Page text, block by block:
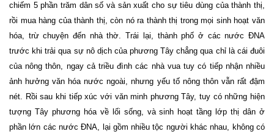
chiếm 5 phần trăm dân số và sản xuất cho sự tiêu dùng của thành thị,
rồi mua hàng của thành thị, còn nó ra thành thị trong mọi sinh hoạt văn
hóa, trừ chuyện đến nhà thờ. Trái lại, thành phố ở các nước ĐNA
trước khi trải qua sự nô dịch của phương Tây chẳng qua chỉ là cái đuôi
của nông thôn, ngay cả triều đình các nhà vua tuy có tiếp nhận nhiều
ảnh hưởng văn hóa nước ngoài, nhưng yếu tố nông thôn vẫn rất đậm
nét. Rồi sau khi tiếp xúc với văn minh phương Tây, tuy có những hiện
tượng Tây phương hóa về lối sống, và sinh hoạt tầng lớp thị dân ở
phần lớn các nước ĐNA, lại gồm nhiều tộc người khác nhau, không có